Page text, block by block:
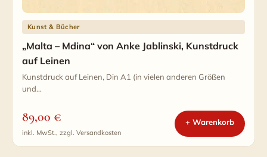
Kunst & Bücher
„Malta – Mdina“ von Anke Jablinski, Kunstdruck
auf Leinen
Kunstdruck auf Leinen, Din A1 (in vielen anderen Größen
und…
89,00 €
inkl. MwSt., zzgl. Versandkosten
+ Warenkorb